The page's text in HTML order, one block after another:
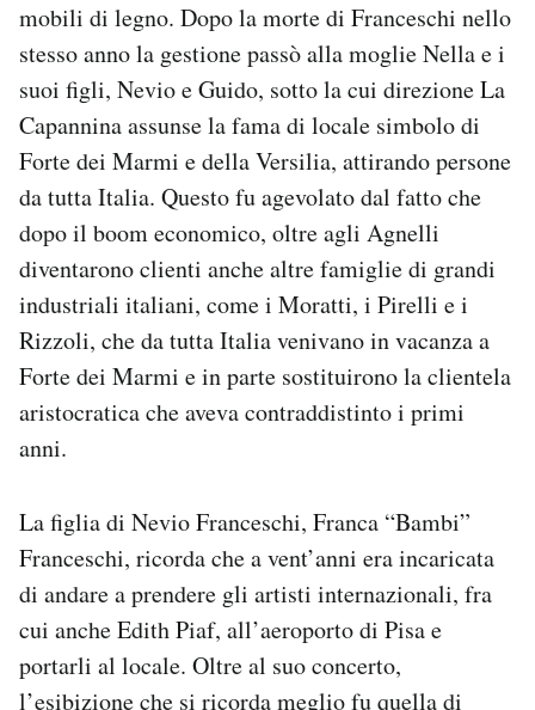
mobili di legno. Dopo la morte di Franceschi nello
stesso anno la gestione passò alla moglie Nella e i
suoi figli, Nevio e Guido, sotto la cui direzione La
Capannina assunse la fama di locale simbolo di
Forte dei Marmi e della Versilia, attirando persone
da tutta Italia. Questo fu agevolato dal fatto che
dopo il boom economico, oltre agli Agnelli
diventarono clienti anche altre famiglie di grandi
industriali italiani, come i Moratti, i Pirelli e i
Rizzoli, che da tutta Italia venivano in vacanza a
Forte dei Marmi e in parte sostituirono la clientela
aristocratica che aveva contraddistinto i primi
anni.
La figlia di Nevio Franceschi, Franca “Bambi”
Franceschi, ricorda che a vent’anni era incaricata
di andare a prendere gli artisti internazionali, fra
cui anche Edith Piaf, all’aeroporto di Pisa e
portarli al locale. Oltre al suo concerto,
l’esibizione che si ricorda meglio fu quella di